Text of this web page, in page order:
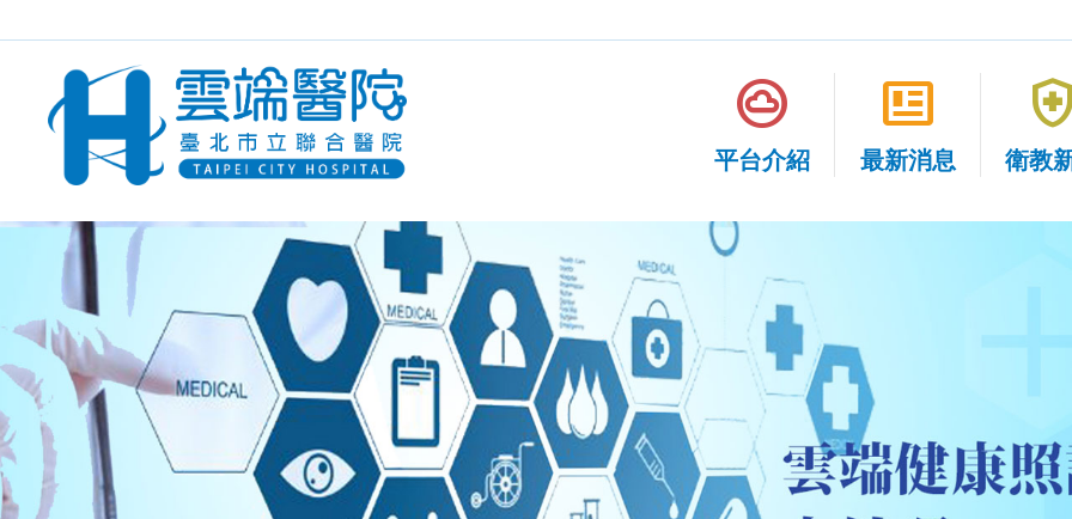
cloud_circle
平台介紹
newsmode
最新消息 衛教